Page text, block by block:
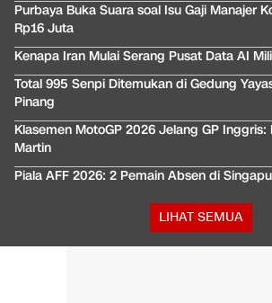
Purbaya Buka Suara soal Isu Gaji Manajer
Rp16 Juta
Kenapa Iran Mulai Serang Pusat Data AI
Total 995 Senpi Ditemukan di Gedung
Pinang
Klasemen MotoGP 2026 Jelang GP
Martin
Piala AFF 2026: 2 Pemain Absen di
LIHAT SEMUA